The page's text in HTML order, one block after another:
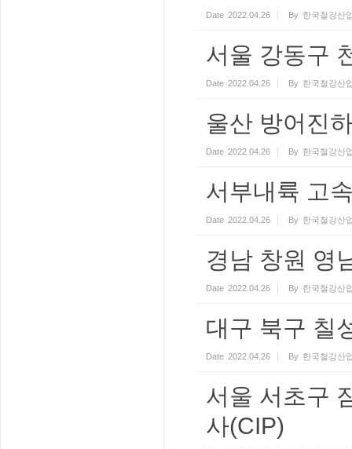
Date 2022.04.26 By 한국철강산
서울 강동구
Date 2022.04.26 By 한국철강산
울산 방어진
Date 2022.04.26 By 한국철강산
서부내륙 고
Date 2022.04.26 By 한국철강산
경남 창원 영
Date 2022.04.26 By 한국철강산
대구 북구 칠
Date 2022.04.26 By 한국철강산
서울 서초구
사(CIP)